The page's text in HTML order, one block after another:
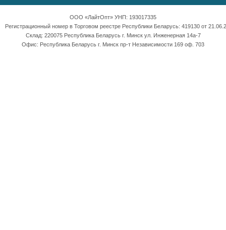
ООО «ЛайтОпт» УНП: 193017335
Регистрационный номер в Торговом реестре Республики Беларусь: 419130 от
Склад: 220075 Республика Беларусь г. Минск ул. Инженерная 14а-7
Офис: Республика Беларусь г. Минск пр-т Независимости 169 оф. 703